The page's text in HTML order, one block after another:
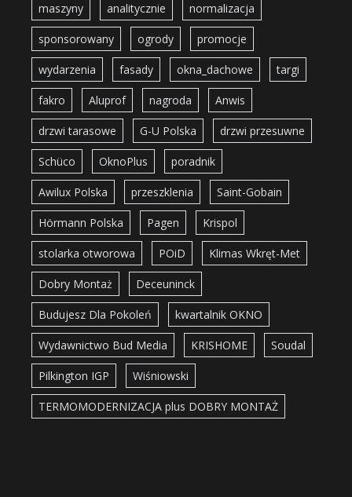
maszyny analitycznie normalizacja
sponsorowany ogrody promocje
wydarzenia fasady okna_dachowe targi
fakro Aluprof nagroda Anwis
drzwi tarasowe G-U Polska drzwi przesuwne
Schüco OknoPlus poradnik
Awilux Polska przeszklenia Saint-Gobain
Hörmann Polska Pagen Krispol
stolarka otworowa POiD Klimas Wkręt-Met
Dobry Montaż Deceuninck
Budujesz Dla Pokoleń kwartalnik OKNO
Wydawnictwo Bud Media KRISHOME Soudal
Pilkington IGP Wiśniowski
TERMOMODERNIZACJA plus DOBRY MONTAŻ